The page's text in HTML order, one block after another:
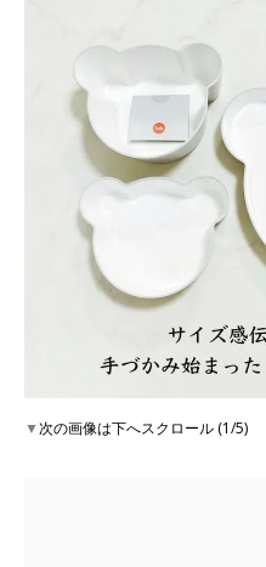
▼次の画像は下へスクロール (1/5)